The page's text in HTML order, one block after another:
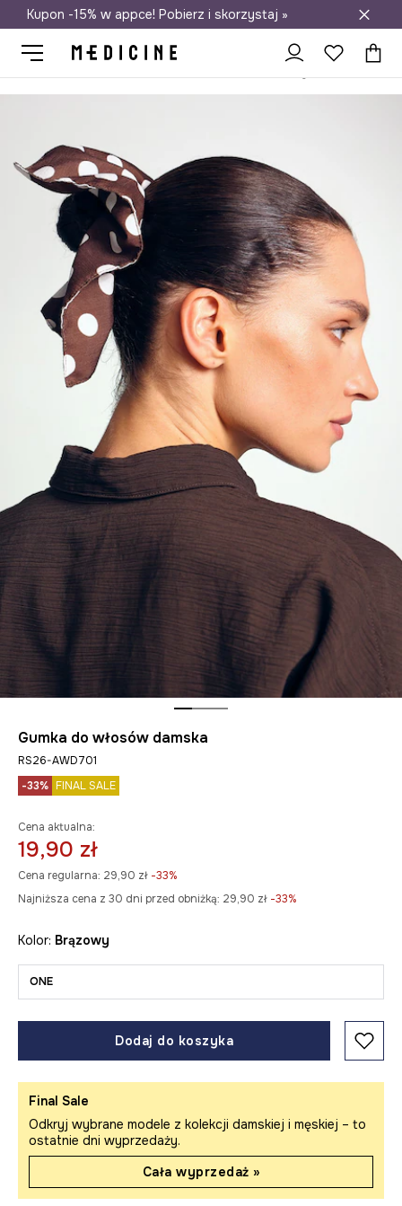
Darmowa dostawa do salonów
Kupon -15% w appce! Pobierz i skorzystaj »
Gumka do włosów damska
RS26-AWD701
-33% FINAL SALE
Cena aktualna:
19,90 zł
Cena regularna: 29,90 zł -33%
Najniższa cena z 30 dni przed obniżką: 29,90 zł -33%
Kolor: brązowy
ONE
Dodaj do koszyka
Final Sale
Odkryj wybrane modele z kolekcji damskiej i męskiej – to
ostatnie dni wyprzedaży.
Cała wyprzedaż »